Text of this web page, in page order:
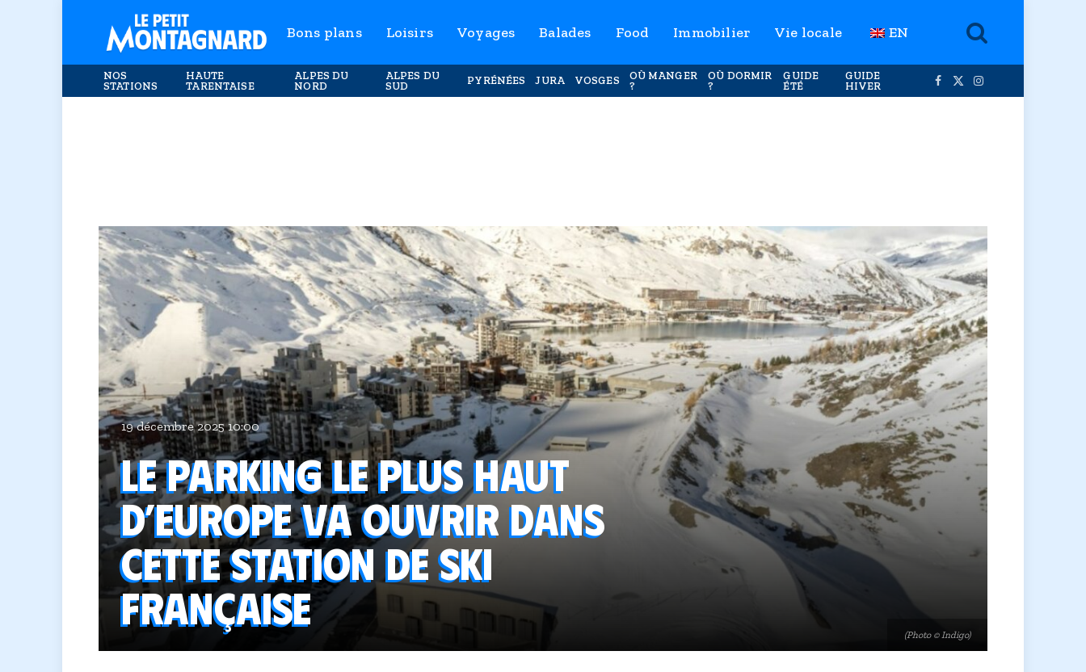
Bons plans Loisirs Voyages Balades Food Immobilier Vie locale EN
NOS
STATIONS
HAUTE
TARENTAISE
ALPES DU
NORD
ALPES DU
SUD
PYRÉNÉES JURA VOSGES
OÙ MANGER
?
OÙ DORMIR
?
GUIDE
ÉTÉ
GUIDE
HIVER
Facebook
X
Instagram
(Photo © Indigo)
19 décembre 2025 10:00
Le parking le plus haut
d’Europe va ouvrir dans
cette station de ski
française